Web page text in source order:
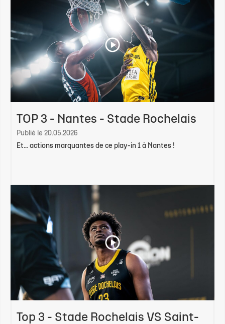
TOP 3 - Nantes - Stade Rochelais
Publié le 20.05.2026
Et… actions marquantes de ce play-in 1 à Nantes !
Top 3 - Stade Rochelais VS Saint-